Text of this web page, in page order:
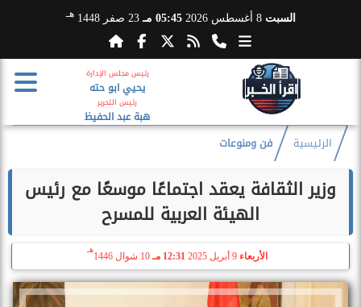
السبت 8 أغسطس 2026 05:45 مـ 23 صفر 1448 هـ
رئيس مجلس الإدارة
يحيي ابو حته
رئيس التحرير
هبة عبد الحفيظ
الرئيسية فن ومنوعات
وزير الثقافة يعقد اجتماعًا موسعًا مع رئيس
الهيئة العربية للمسرح
الأربعاء 12:31 مـ 10 شوال 1446
هـ